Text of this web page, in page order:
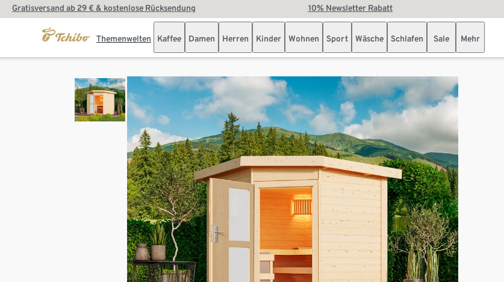
Gratisversand ab 29 € & kostenlose Rücksendung 10% Newsletter Rabatt
Themenwelten Kaffee Damen Herren Kinder Wohnen Sport Wäsche Schlafen Sale Mehr